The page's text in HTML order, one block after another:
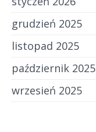
grudzień 2025
listopad 2025
październik 2025
wrzesień 2025